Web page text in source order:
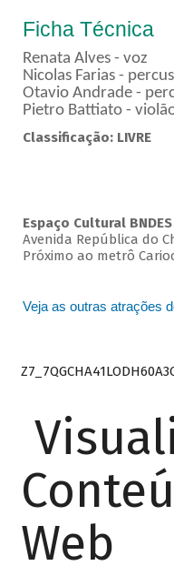
Ficha Técnica
Renata Alves - voz
Nicolas Farias -
Otavio Andrade -
Pietro Battiato -
Classificação: LIVRE
Espaço Cultural BNDES
Avenida República do
Próximo ao metrô
Veja as outras atrações
Web